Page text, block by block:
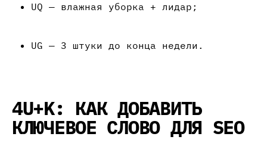
UQ — влажная уборка + лидар;
UG — 3 штуки до конца недели.
4U+K: КАК ДОБАВИТЬ
КЛЮЧЕВОЕ СЛОВО ДЛЯ SEO